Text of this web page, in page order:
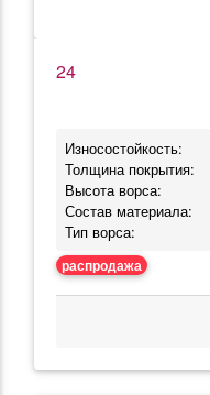
24
Износостойкость:
Толщина покрытия:
Высота ворса:
Состав материала:
Тип ворса:
распродажа